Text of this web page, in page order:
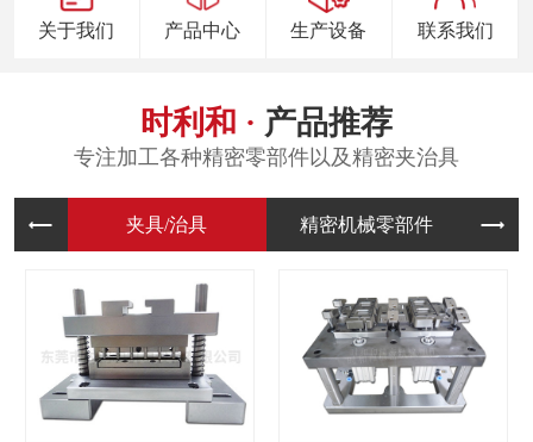
关于我们 产品中心 生产设备 联系我们
时利和 · 产品推荐
专注加工各种精密零部件以及精密夹治具
夹具/治 精密机械